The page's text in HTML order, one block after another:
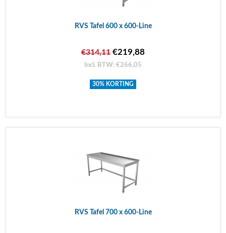
RVS Tafel 600 x 600-Line
€314,11 €219,88
Incl. BTW: €266,05
30% KORTING
RVS Tafel 700 x 600-Line